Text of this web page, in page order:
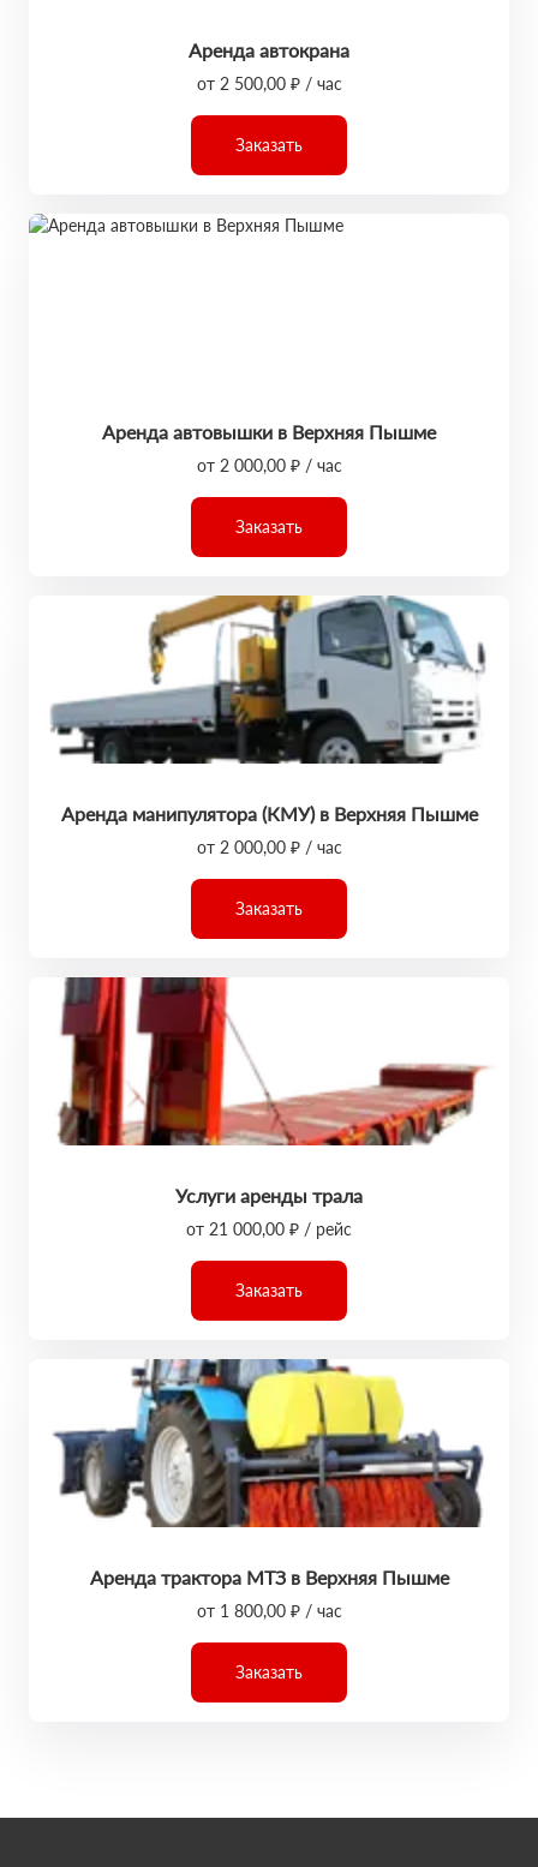
Аренда автокрана
от 2 500,00 ₽ / час
Заказать
Аренда автовышки в Верхняя Пышме
от 2 000,00 ₽ / час
Заказать
Аренда манипулятора (КМУ) в Верхняя Пышме
от 2 000,00 ₽ / час
Заказать
Услуги аренды трала
от 21 000,00 ₽ / рейс
Заказать
Аренда трактора МТЗ в Верхняя Пышме
от 1 800,00 ₽ / час
Заказать